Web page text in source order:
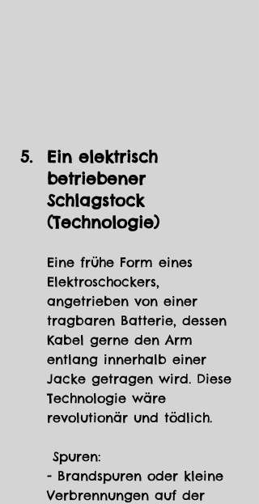
Ein elektrisch
betriebener
Schlagstock
(Technologie)
Eine frühe Form eines
Elektroschockers,
angetrieben von einer
tragbaren Batterie, dessen
Kabel gerne den Arm
entlang innerhalb einer
Jacke getragen wird. Diese
Technologie wäre
revolutionär und tödlich.
Spuren:
- Brandspuren oder kleine
Verbrennungen auf der